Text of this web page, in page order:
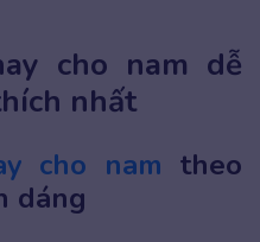
cho nam dễ
nhất
cho nam theo
dáng